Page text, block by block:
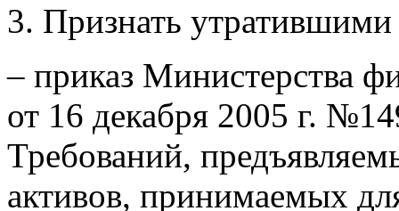
3. Признать утратившими
– приказ Министерства
от 16 декабря 2005 г.
Требований,
активов, принимаемых